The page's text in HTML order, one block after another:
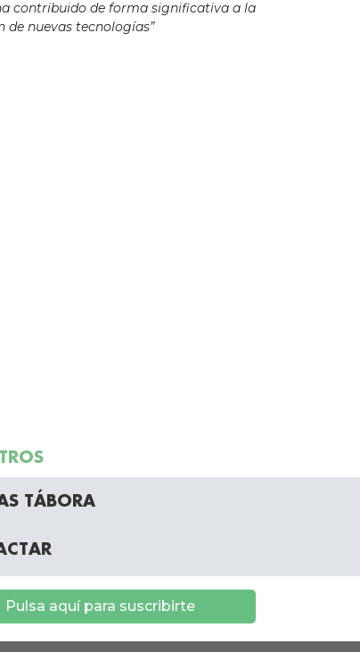
contribuido de forma significativa a la
nuevas tecnologías”
TÁBORA
Pulsa aquí para suscribirte